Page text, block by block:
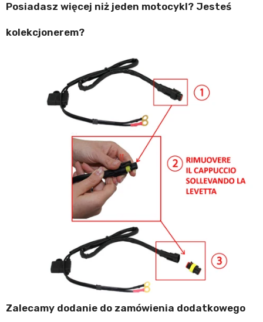
Posiadasz więcej niż jeden motocykl? Jesteś
kolekcjonerem?
Zalecamy dodanie do zamówienia dodatkowego